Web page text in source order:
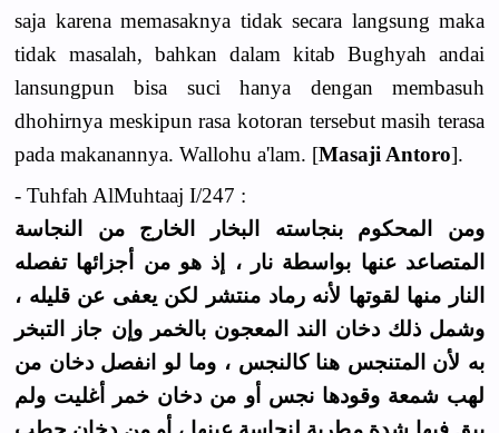
saja karena memasaknya tidak secara langsung maka
tidak masalah, bahkan dalam kitab Bughyah andai
lansungpun bisa suci hanya dengan membasuh
dhohirnya meskipun rasa kotoran tersebut masih terasa
pada makanannya. Wallohu a'lam. [Masaji Antoro].
- Tuhfah AlMuhtaaj I/247 :
ومن المحكوم بنجاسته البخار الخارج من النجاسة
المتصاعد عنها بواسطة نار ، إذ هو من أجزائها تفصله
النار منها لقوتها لأنه رماد منتشر لكن يعفى عن قليله ،
وشمل ذلك دخان الند المعجون بالخمر وإن جاز التبخر
به لأن المتنجس هنا كالنجس ، وما لو انفصل دخان من
لهب شمعة وقودها نجس أو من دخان خمر أغليت ولم